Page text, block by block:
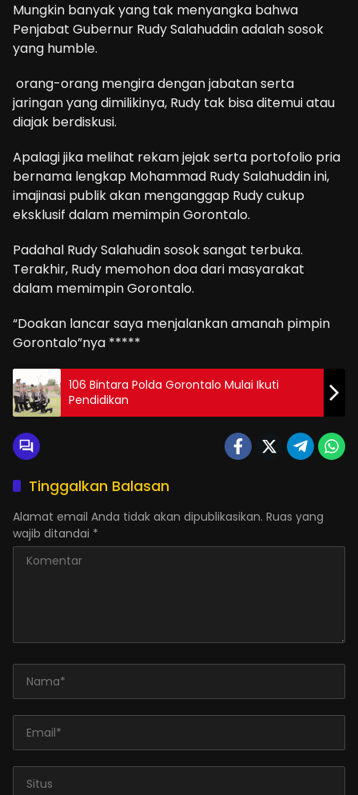
Mungkin banyak yang tak menyangka bahwa
Penjabat Gubernur Rudy Salahuddin adalah sosok
yang humble.
orang-orang mengira dengan jabatan serta
jaringan yang dimilikinya, Rudy tak bisa ditemui atau
diajak berdiskusi.
Apalagi jika melihat rekam jejak serta portofolio pria
bernama lengkap Mohammad Rudy Salahuddin ini,
imajinasi publik akan menganggap Rudy cukup
eksklusif dalam memimpin Gorontalo.
Padahal Rudy Salahudin sosok sangat terbuka.
Terakhir, Rudy memohon doa dari masyarakat
dalam memimpin Gorontalo.
“Doakan lancar saya menjalankan amanah pimpin
Gorontalo”nya *****
106 Bintara Polda Gorontalo Mulai Ikuti
Pendidikan
Tinggalkan Balasan
Alamat email Anda tidak akan dipublikasikan. Ruas yang
wajib ditandai *